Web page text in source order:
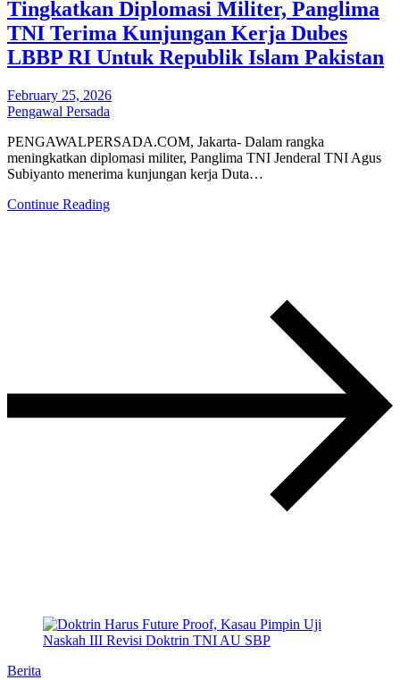
Tingkatkan Diplomasi Militer, Panglima
TNI Terima Kunjungan Kerja Dubes
LBBP RI Untuk Republik Islam Pakistan
February 25, 2026
Pengawal Persada
PENGAWALPERSADA.COM, Jakarta- Dalam rangka
meningkatkan diplomasi militer, Panglima TNI Jenderal TNI Agus
Subiyanto menerima kunjungan kerja Duta…
Continue Reading
Berita